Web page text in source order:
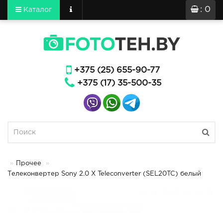
: 0
Каталог
+375 (25) 655-90-77
+375 (17) 35-500-35
Прочее
Телеконвертер Sony 2.0 X Teleconverter (SEL20TC) белый